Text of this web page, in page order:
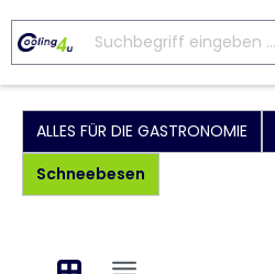
ALLES FÜR DIE GASTRONOMIE
Schneebesen